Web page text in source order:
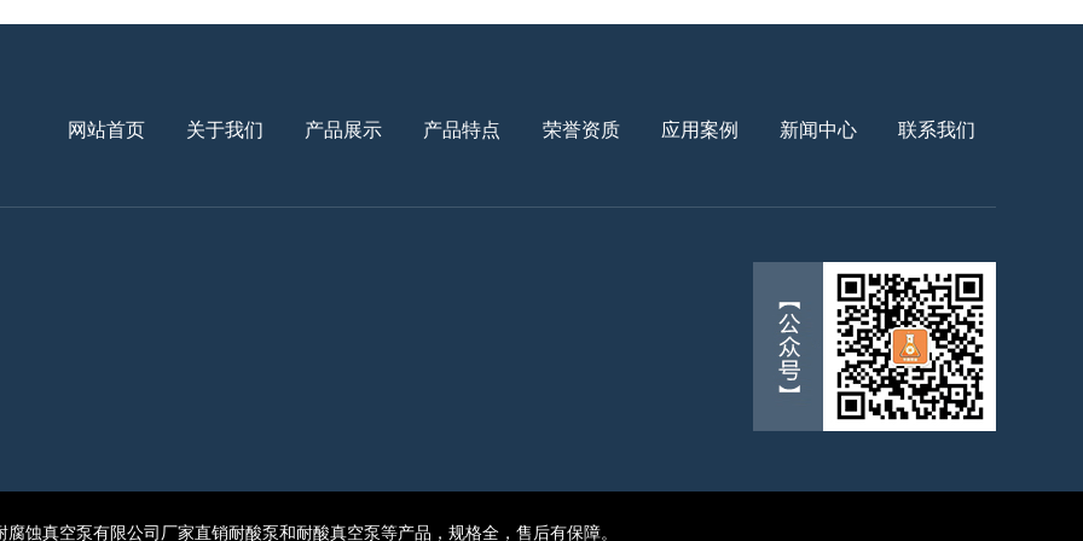
网站首页 关于我们 产品展示 产品特点 荣誉资质 应用案例 新闻中心 联系我们
腐蚀真空泵有限公司厂家直销耐酸泵和耐酸真空泵等产品，规格全，售后有保障。